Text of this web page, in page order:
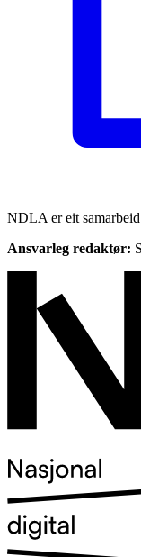
NDLA er eit
Ansvarleg redaktør: